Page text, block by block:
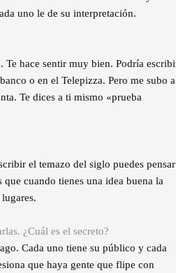
uno le de su interpretación.
hace sentir muy bien. Podría
o en el Telepizza. Pero me subo a
Te dices a ti mismo «prueba
el temazo del siglo puedes
cuando tienes una idea buena la
¿Cuál es el secreto?
Cada uno tiene su público y cada
que haya gente que flipe con